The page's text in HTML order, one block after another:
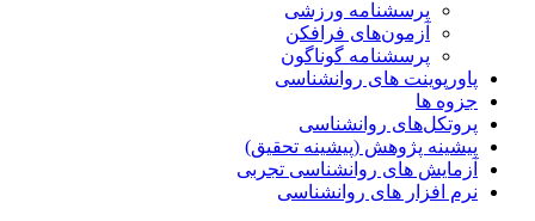
پرسشنامه ورزشی
آزمون‌های فرافکن
پرسشنامه گوناگون
پاورپوینت های روانشناسی
جزوه ها
پروتکل‌های روانشناسی
پیشینه پژوهش (پیشینه تحقیق)
آزمایش های روانشناسی تجربی
نرم افزار های روانشناسی